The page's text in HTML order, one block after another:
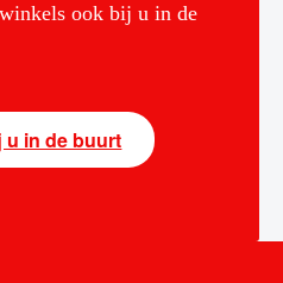
ook bij u in de
u in de buurt